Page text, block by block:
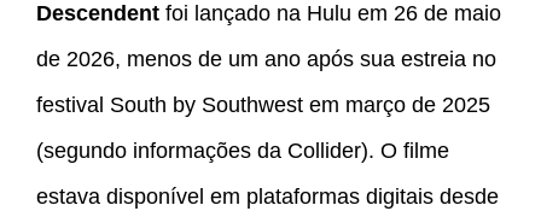
Descendent foi lançado na Hulu em 26 de maio
de 2026, menos de um ano após sua estreia no
festival South by Southwest em março de 2025
(segundo informações da Collider). O filme
estava disponível em plataformas digitais desde